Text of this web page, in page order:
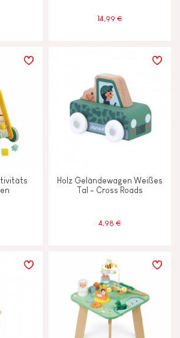
14,99 €
Holz Geländewagen Weißes
Tal - Cross Roads
4,98 €